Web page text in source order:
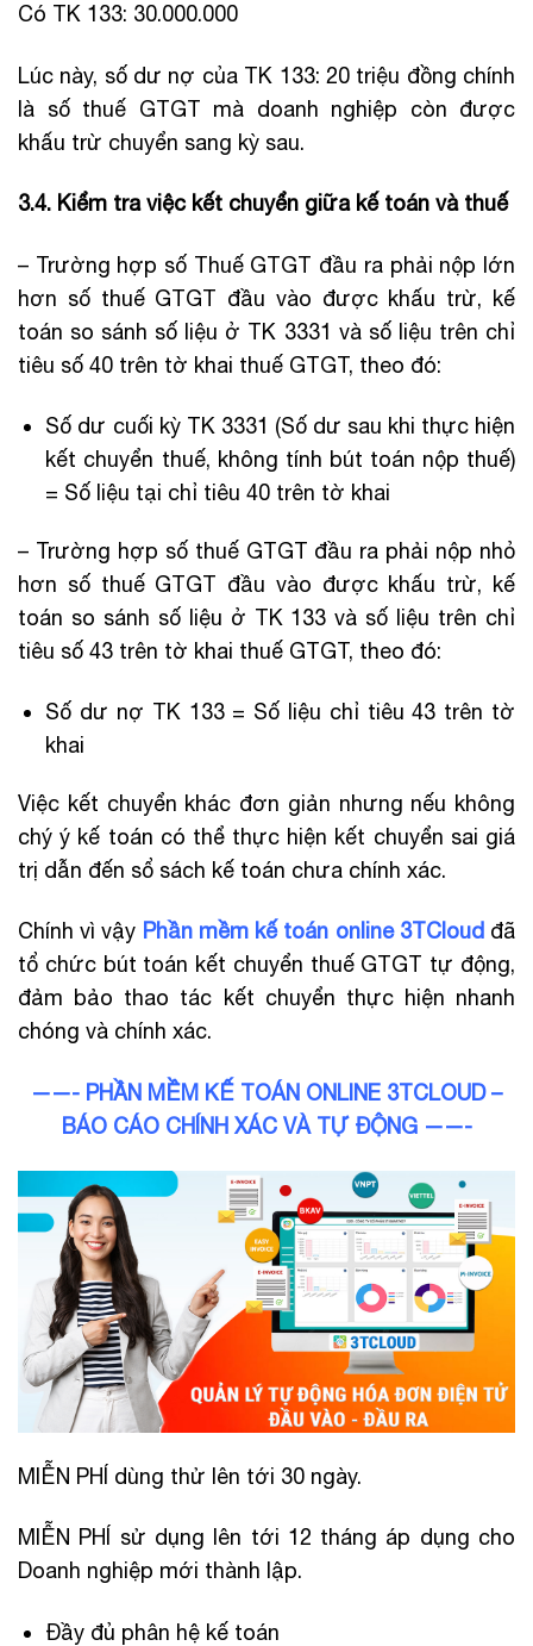
Có TK 133: 30.000.000
Lúc này, số dư nợ của TK 133: 20 triệu đồng chính
là số thuế GTGT mà doanh nghiệp còn được
khấu trừ chuyển sang kỳ sau.
3.4. Kiểm tra việc kết chuyển giữa kế toán và thuế
– Trường hợp số Thuế GTGT đầu ra phải nộp lớn
hơn số thuế GTGT đầu vào được khấu trừ, kế
toán so sánh số liệu ở TK 3331 và số liệu trên chỉ
tiêu số 40 trên tờ khai thuế GTGT, theo đó:
Số dư cuối kỳ TK 3331 (Số dư sau khi thực hiện
kết chuyển thuế, không tính bút toán nộp thuế)
= Số liệu tại chỉ tiêu 40 trên tờ khai
– Trường hợp số thuế GTGT đầu ra phải nộp nhỏ
hơn số thuế GTGT đầu vào được khấu trừ, kế
toán so sánh số liệu ở TK 133 và số liệu trên chỉ
tiêu số 43 trên tờ khai thuế GTGT, theo đó:
Số dư nợ TK 133 = Số liệu chỉ tiêu 43 trên tờ
khai
Việc kết chuyển khác đơn giản nhưng nếu không
chý ý kế toán có thể thực hiện kết chuyển sai giá
trị dẫn đến sổ sách kế toán chưa chính xác.
Chính vì vậy Phần mềm kế toán online 3TCloud đã
tổ chức bút toán kết chuyển thuế GTGT tự động,
đảm bảo thao tác kết chuyển thực hiện nhanh
chóng và chính xác.
——- PHẦN MỀM KẾ TOÁN ONLINE 3TCLOUD –
BÁO CÁO CHÍNH XÁC VÀ TỰ ĐỘNG ——-
MIỄN PHÍ dùng thử lên tới 30 ngày.
MIỄN PHÍ sử dụng lên tới 12 tháng áp dụng cho
Doanh nghiệp mới thành lập.
Đầy đủ phân hệ kế toán